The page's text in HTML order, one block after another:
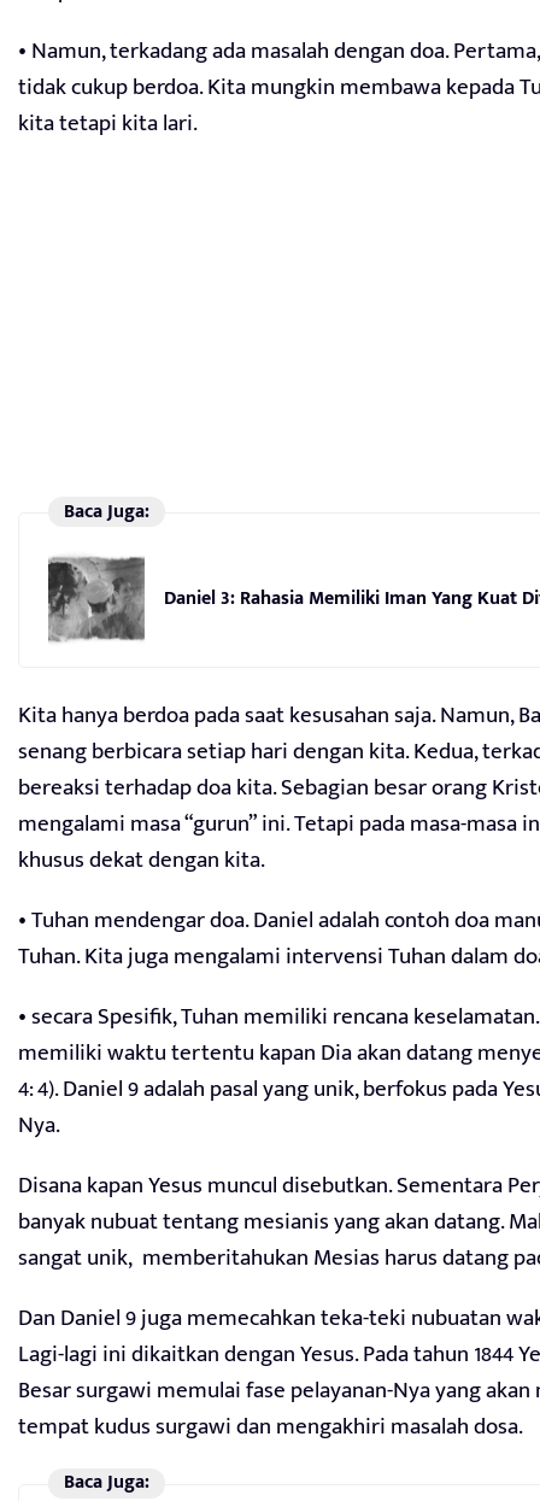
• Namun, terkadang ada masalah dengan doa.
tidak cukup berdoa. Kita mungkin membawa kepada
kita tetapi kita lari.
Baca Juga:
Daniel 3: Rahasia Memiliki Iman Yang Kuat
Kita hanya berdoa pada saat kesusahan saja. Namun,
senang berbicara setiap hari dengan kita. Kedua,
bereaksi terhadap doa kita. Sebagian besar orang
mengalami masa “gurun” ini. Tetapi pada masa-masa
khusus dekat dengan kita.
• Tuhan mendengar doa. Daniel adalah contoh doa
Tuhan. Kita juga mengalami intervensi Tuhan dalam
• secara Spesifik, Tuhan memiliki rencana
memiliki waktu tertentu kapan Dia akan datang
4: 4). Daniel 9 adalah pasal yang unik, berfokus pada
Nya.
Disana kapan Yesus muncul disebutkan. Sementara
banyak nubuat tentang mesianis yang akan datang.
sangat unik, memberitahukan Mesias harus datang
Dan Daniel 9 juga memecahkan teka-teki nubuatan
Lagi-lagi ini dikaitkan dengan Yesus. Pada tahun 1844
Besar surgawi memulai fase pelayanan-Nya yang
tempat kudus surgawi dan mengakhiri masalah dosa.
Baca Juga: